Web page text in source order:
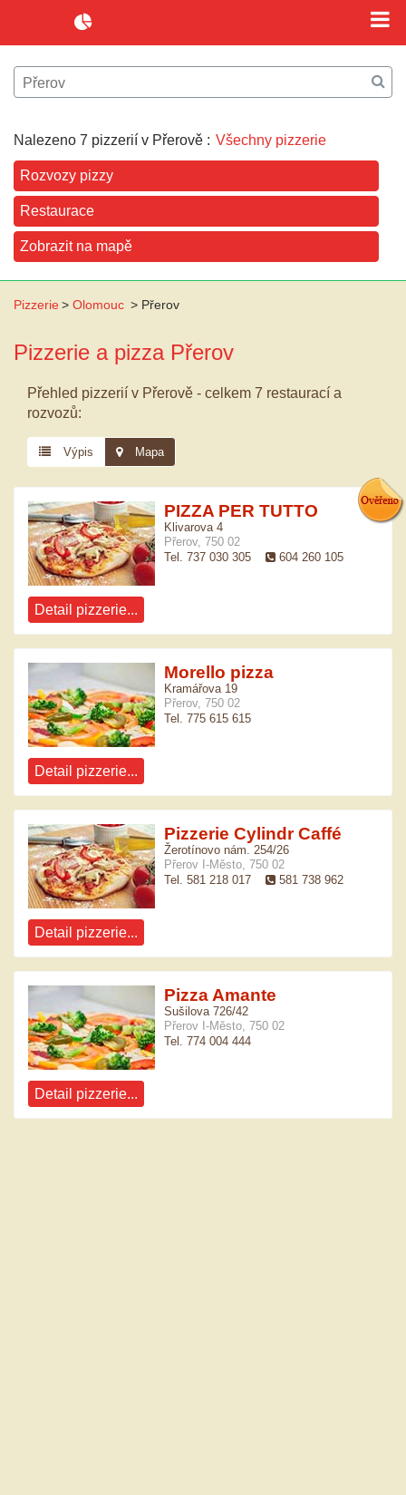
Nalezeno 7 pizzerií v Přerově : Všechny pizzerie
Rozvozy pizzy
Restaurace
Zobrazit na mapě
Pizzerie> Olomouc > Přerov
Pizzerie a pizza Přerov
Přehled pizzerií v Přerově - celkem 7 restaurací a
rozvozů:
Výpis Mapa
PIZZA PER TUTTO
Klivarova 4
Přerov, 750 02
Tel. 737 030 305
604 260 105
Detail pizzerie...
Morello pizza
Kramářova 19
Přerov, 750 02
Tel. 775 615 615
Detail pizzerie...
Pizzerie Cylindr Caffé
Žerotínovo nám. 254/26
Přerov I-Město, 750 02
Tel. 581 218 017
581 738 962
Detail pizzerie...
Pizza Amante
Sušilova 726/42
Přerov I-Město, 750 02
Tel. 774 004 444
Detail pizzerie...